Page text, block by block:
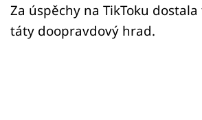
Sledujte nás
Za úspěchy na TikToku
táty doopravdový hrad.